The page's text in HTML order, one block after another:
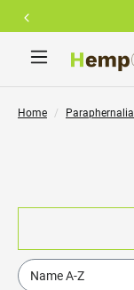
springen
Home Paraphernalia